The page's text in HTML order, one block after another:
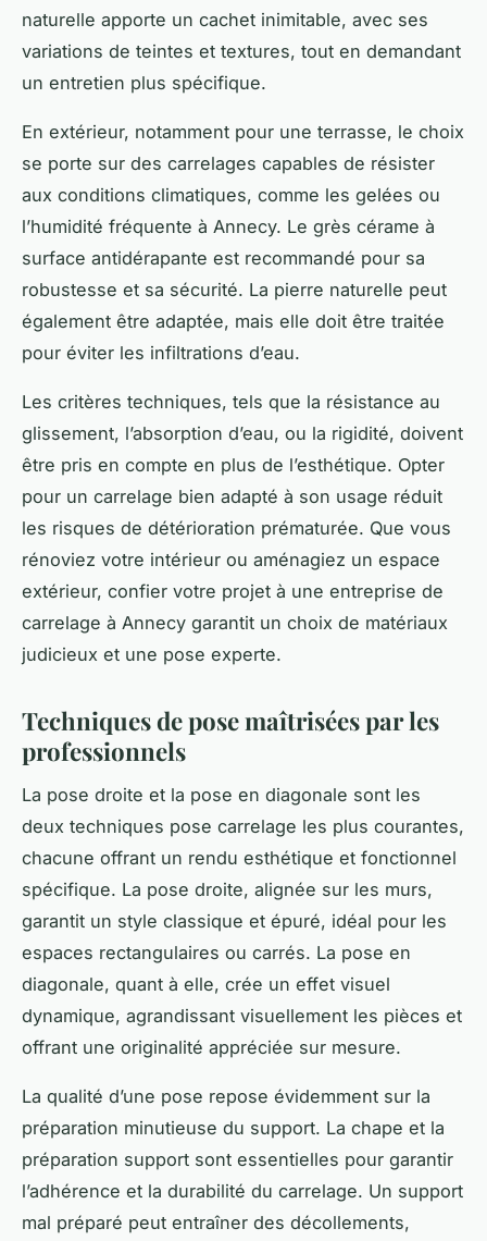
naturelle apporte un cachet inimitable, avec ses
variations de teintes et textures, tout en demandant
un entretien plus spécifique.
En extérieur, notamment pour une terrasse, le choix
se porte sur des carrelages capables de résister
aux conditions climatiques, comme les gelées ou
l’humidité fréquente à Annecy. Le grès cérame à
surface antidérapante est recommandé pour sa
robustesse et sa sécurité. La pierre naturelle peut
également être adaptée, mais elle doit être traitée
pour éviter les infiltrations d’eau.
Les critères techniques, tels que la résistance au
glissement, l’absorption d’eau, ou la rigidité, doivent
être pris en compte en plus de l’esthétique. Opter
pour un carrelage bien adapté à son usage réduit
les risques de détérioration prématurée. Que vous
rénoviez votre intérieur ou aménagiez un espace
extérieur, confier votre projet à une entreprise de
carrelage à Annecy garantit un choix de matériaux
judicieux et une pose experte.
Techniques de pose maîtrisées par les
professionnels
La pose droite et la pose en diagonale sont les
deux techniques pose carrelage les plus courantes,
chacune offrant un rendu esthétique et fonctionnel
spécifique. La pose droite, alignée sur les murs,
garantit un style classique et épuré, idéal pour les
espaces rectangulaires ou carrés. La pose en
diagonale, quant à elle, crée un effet visuel
dynamique, agrandissant visuellement les pièces et
offrant une originalité appréciée sur mesure.
La qualité d’une pose repose évidemment sur la
préparation minutieuse du support. La chape et la
préparation support sont essentielles pour garantir
l’adhérence et la durabilité du carrelage. Un support
mal préparé peut entraîner des décollements,